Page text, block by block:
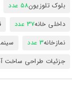
بلوک تلوزیون58 عدد
داخلی خانه37 عدد
نمازخانه3 عدد
جزئیات طراحی ساخت